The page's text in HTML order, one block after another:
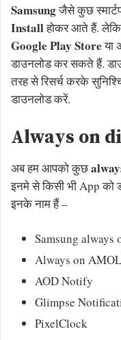
Samsungजैसे कुछ
Installहोकर आते हैं.
Google Play Storeया
डाउनलोड कर सकते हैं.
तरह से रिसर्च करके
डाउनलोड करें.
Always on
अब हम आपको कुछ
इनमे से किसी भी App
इनके नाम हैं –
Samsung always
Always on
AOD Notify
Glimpse
PixelClock